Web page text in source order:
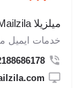
میلزیلا Mailzila
خدمات ایمیل